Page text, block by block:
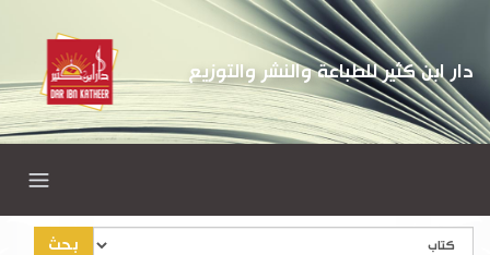
دار ابن كثير للطباعة والنشر والتوزيع
بحث